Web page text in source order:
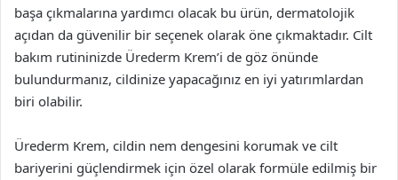
başa çıkmalarına yardımcı olacak bu ürün, dermatolojik
açıdan da güvenilir bir seçenek olarak öne çıkmaktadır. Cilt
bakım rutininizde Ürederm Krem’i de göz önünde
bulundurmanız, cildinize yapacağınız en iyi yatırımlardan
biri olabilir.
Ürederm Krem, cildin nem dengesini korumak ve cilt
bariyerini güçlendirmek için özel olarak formüle edilmiş bir